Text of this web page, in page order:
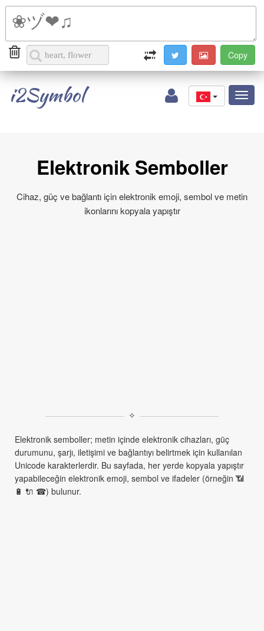
i2Symbol
Elektronik Semboller
Cihaz, güç ve bağlantı için elektronik emoji, sembol ve metin
ikonlarını kopyala yapıştır
✧
Elektronik semboller; metin içinde elektronik cihazları, güç
durumunu, şarjı, iletişimi ve bağlantıyı belirtmek için kullanılan
Unicode karakterlerdir. Bu sayfada, her yerde kopyala yapıştır
yapabileceğin elektronik emoji, sembol ve ifadeler (örneğin 📶
🔋 🔌 ☎) bulunur.